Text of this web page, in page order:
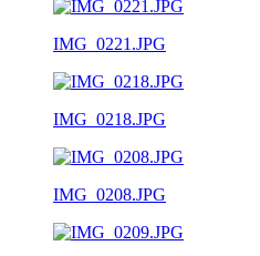
IMG_0221.JPG
IMG_0218.JPG
IMG_0208.JPG